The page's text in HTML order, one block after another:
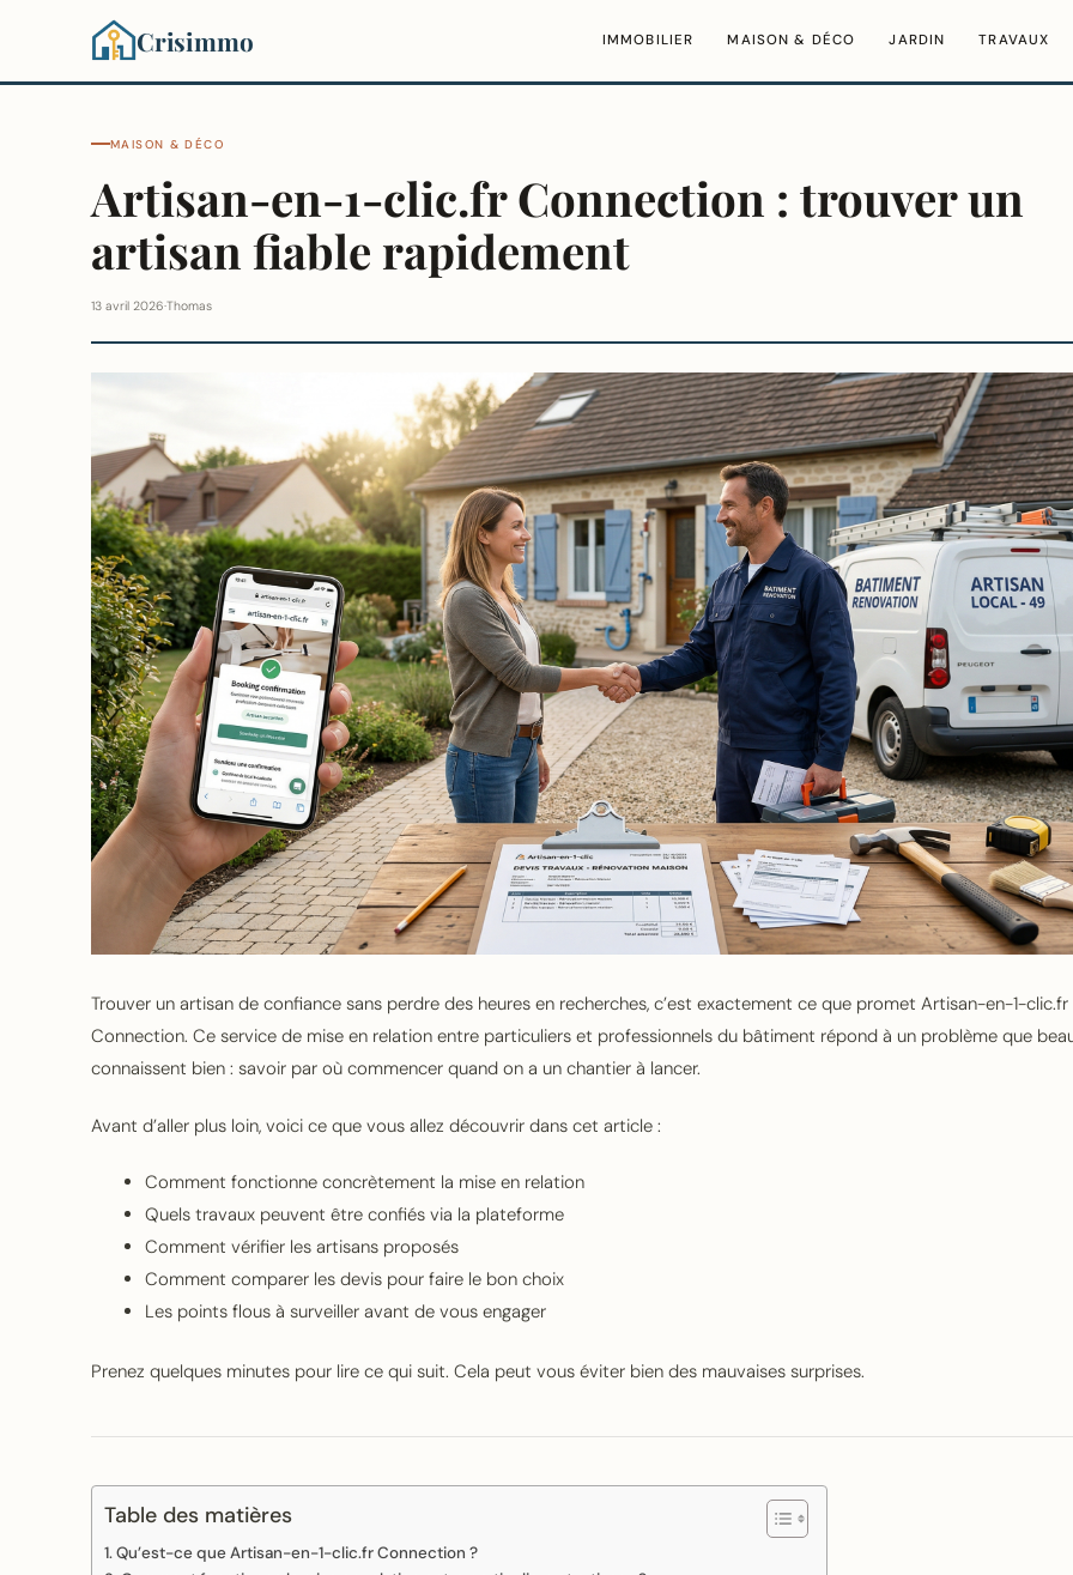
Crisimmo IMMOBILIER MAISON & DÉCO JARDIN TRAVAUX
MAISON & DÉCO
Artisan-en-1-clic.fr Connection : trouver un
artisan fiable rapidement
13 avril 2026·Thomas
Trouver un artisan de confiance sans perdre des heures en recherches, c’est exactement ce que promet Artisan-en-1-clic.fr
Connection. Ce service de mise en relation entre particuliers et professionnels du bâtiment répond à un problème que
connaissent bien : savoir par où commencer quand on a un chantier à lancer.
Avant d’aller plus loin, voici ce que vous allez découvrir dans cet article :
Comment fonctionne concrètement la mise en relation
Quels travaux peuvent être confiés via la plateforme
Comment vérifier les artisans proposés
Comment comparer les devis pour faire le bon choix
Les points flous à surveiller avant de vous engager
Prenez quelques minutes pour lire ce qui suit. Cela peut vous éviter bien des mauvaises surprises.
Table des matières
Qu’est-ce que Artisan-en-1-clic.fr Connection ?